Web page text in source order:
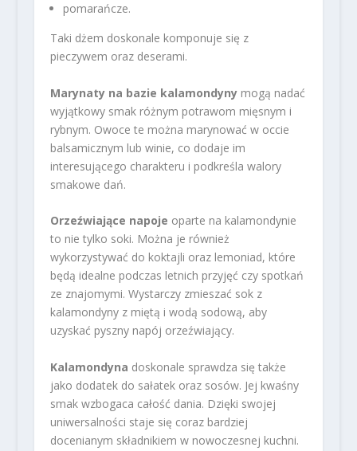
pomarańcze.
Taki dżem doskonale komponuje się z
pieczywem oraz deserami.
Marynaty na bazie kalamondynymogą nadać
wyjątkowy smak różnym potrawom mięsnym i
rybnym. Owoce te można marynować w occie
balsamicznym lub winie, co dodaje im
interesującego charakteru i podkreśla walory
smakowe dań.
Orzeźwiające napoje oparte na kalamondynie
to nie tylko soki. Można je również
wykorzystywać do koktajli oraz lemoniad, które
będą idealne podczas letnich przyjęć czy spotkań
ze znajomymi. Wystarczy zmieszać sok z
kalamondyny z miętą i wodą sodową, aby
uzyskać pyszny napój orzeźwiający.
Kalamondyna doskonale sprawdza się także
jako dodatek do sałatek oraz sosów. Jej kwaśny
smak wzbogaca całość dania. Dzięki swojej
uniwersalności staje się coraz bardziej
docenianym składnikiem w nowoczesnej kuchni.